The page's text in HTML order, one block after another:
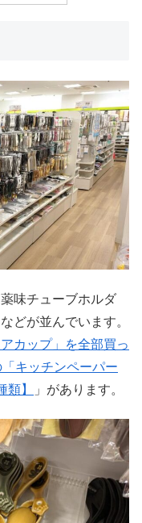
味チューブホルダ
どが並んでいます。
カップ」を全部買っ
キッチンペーパー
】
」があります。